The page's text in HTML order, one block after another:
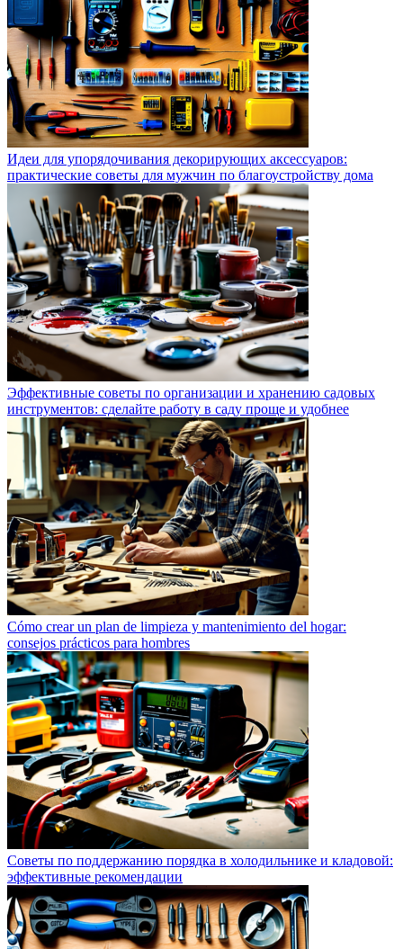
Идеи для упорядочивания декорирующих аксессуаров:
практические советы для мужчин по благоустройству дома
Эффективные советы по организации и хранению садовых
инструментов: сделайте работу в саду проще и удобнее
Cómo crear un plan de limpieza y mantenimiento del hogar:
consejos prácticos para hombres
Советы по поддержанию порядка в холодильнике и кладовой:
эффективные рекомендации